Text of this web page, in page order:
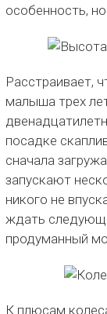
особенность,
Расстраивает,
малыша трех
посадке
сначала
запускают
никого не
ждать
продуманный
К плюсам